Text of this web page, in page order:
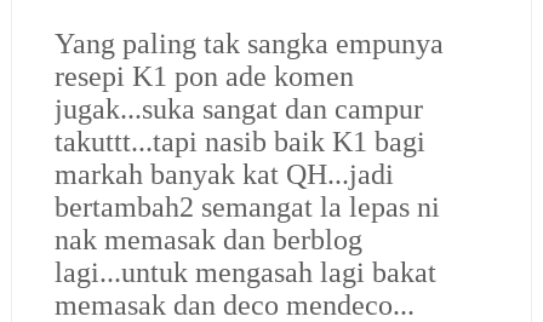
Yang paling tak sangka empunya
resepi K1 pon ade komen
jugak...suka sangat dan campur
takuttt...tapi nasib baik K1 bagi
markah banyak kat QH...jadi
bertambah2 semangat la lepas ni
nak memasak dan berblog
lagi...untuk mengasah lagi bakat
memasak dan deco mendeco...